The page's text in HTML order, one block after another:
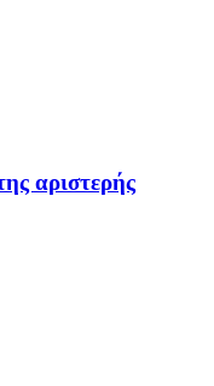
αριστερής